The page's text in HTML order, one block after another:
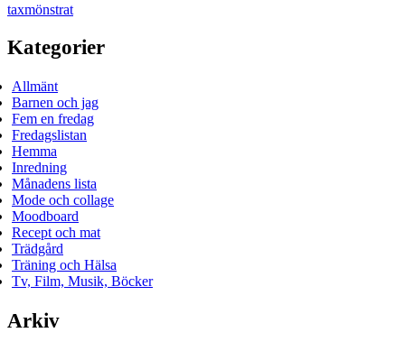
taxmönstrat
Kategorier
Allmänt
Barnen och jag
Fem en fredag
Fredagslistan
Hemma
Inredning
Månadens lista
Mode och collage
Moodboard
Recept och mat
Trädgård
Träning och Hälsa
Tv, Film, Musik, Böcker
Arkiv